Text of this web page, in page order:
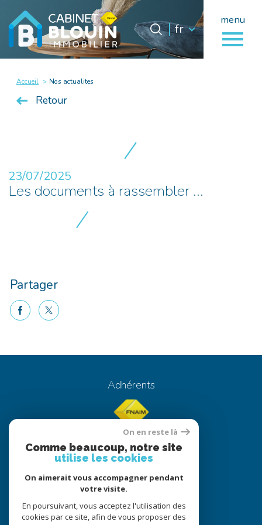
menu
Langue
fr
Accueil 0 Langue
fr
Accueil Nos actualites
Retour
23/07/2025
Les documents à rassembler ...
Partager
facebooktwitter
Adhérents
© 2022
Tous droits réservés
Traduction powered by Google
Nos honoraires
Plan du site
On en reste là
Comme beaucoup, notre site
utilise les cookies
On aimerait vous accompagner pendant
votre visite.
En poursuivant, vous acceptez l'utilisation des
cookies par ce site, afin de vous proposer des